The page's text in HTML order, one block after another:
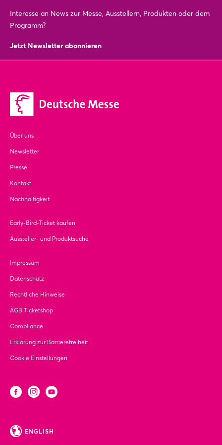
Interesse an News zur Messe, Ausstellern, Produkten oder dem
Programm?
Jetzt Newsletter abonnieren
Über uns
Newsletter
Presse
Kontakt
Nachhaltigkeit
Early-Bird-Ticket kaufen
Aussteller- und Produktsuche
Impressum
Datenschutz
Rechtliche Hinweise
AGB Ticketshop
Compliance
Erklärung zur Barrierefreiheit
Cookie Einstellungen
ENGLISH